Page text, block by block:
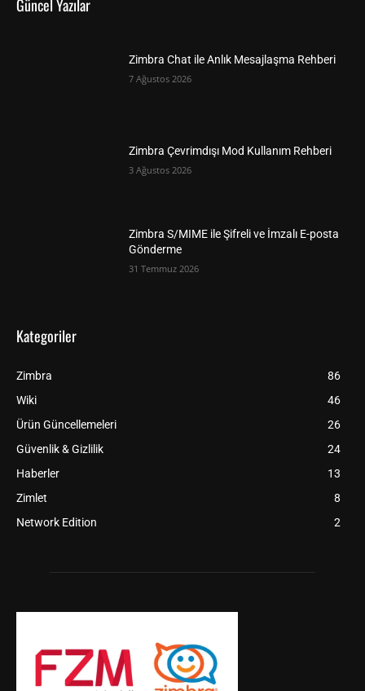
Güncel Yazılar
Zimbra Chat ile Anlık Mesajlaşma Rehberi
7 Ağustos 2026
Zimbra Çevrimdışı Mod Kullanım Rehberi
3 Ağustos 2026
Zimbra S/MIME ile Şifreli ve İmzalı E-posta
Gönderme
31 Temmuz 2026
Kategoriler
Zimbra
86
Wiki
46
Ürün Güncellemeleri
26
Güvenlik & Gizlilik
24
Haberler
13
Zimlet
8
Network Edition
2